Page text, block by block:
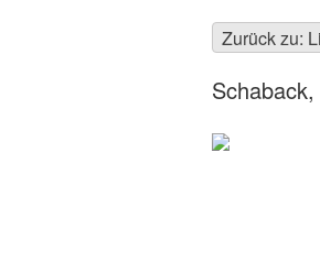
Zurück zu: